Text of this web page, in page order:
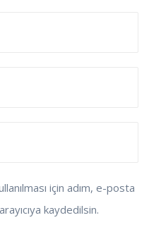
için adım, e-posta
kaydedilsin.